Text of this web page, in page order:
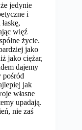
jedynie
i
więź
życie.
jako
jako ciężar,
dajemy
pośród
jak
własne
upadają.
nie zaś